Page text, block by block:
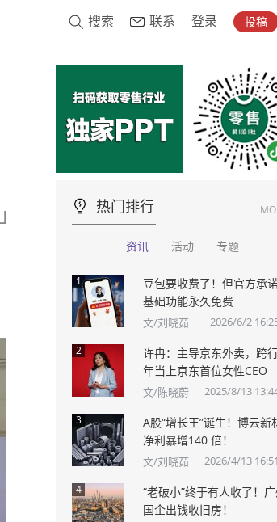
搜索 联系 登录 投稿
热门排行
资讯 活动 专题
1
豆包要收费了！但官方承诺
基础功能永久免费
文/刘晓茹 2026/6/2
2
许冉：主导京东外卖，跨
年当上京东首位女性CEO
文/陈晓蔚 2025/8/13
3
A股“增长王”诞生！博云新
净利暴增140 倍！
文/刘晓茹 2026/4/13
4
“老破小”终于有人收了！
国企出钱收旧房！